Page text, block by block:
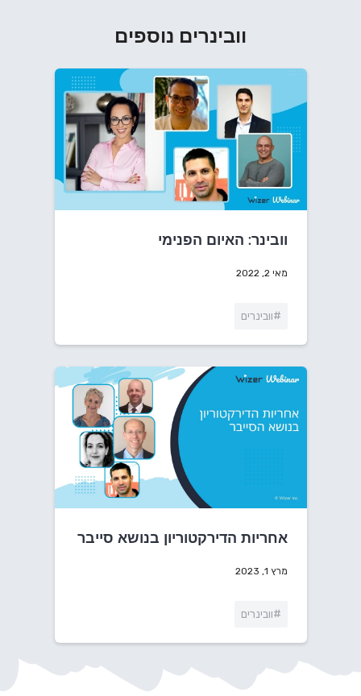
וובינרים נוספים
וובינר: האיום הפנימי
מאי 2, 2022
#וובינרים
אחריות הדירקטוריון בנושא סייבר
מרץ 1, 2023
#וובינרים